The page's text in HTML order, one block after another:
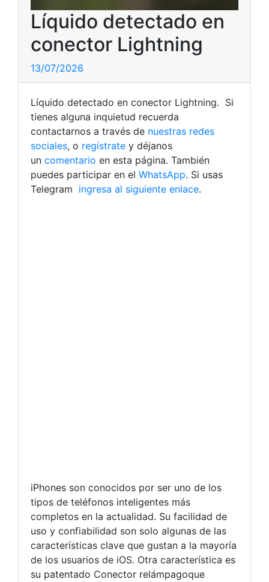
Líquido detectado en
conector Lightning
13/07/2026
Líquido detectado en conector Lightning. Si
tienes alguna inquietud recuerda
contactarnos a través de nuestras redes
sociales, o regístrate y déjanos
un comentario en esta página. También
puedes participar en el WhatsApp. Si usas
Telegram ingresa al siguiente enlace.
iPhones son conocidos por ser uno de los
tipos de teléfonos inteligentes más
completos en la actualidad. Su facilidad de
uso y confiabilidad son solo algunas de las
características clave que gustan a la mayoría
de los usuarios de iOS. Otra característica es
su patentado Conector relámpagoque